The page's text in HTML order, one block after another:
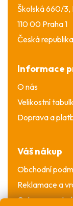
Školská 660/3,
110 00 Praha 1
Česká republika
Informace
O nás
Velikostní
Doprava a
Váš nákup
Obchodní
Reklamace a
Ochrana